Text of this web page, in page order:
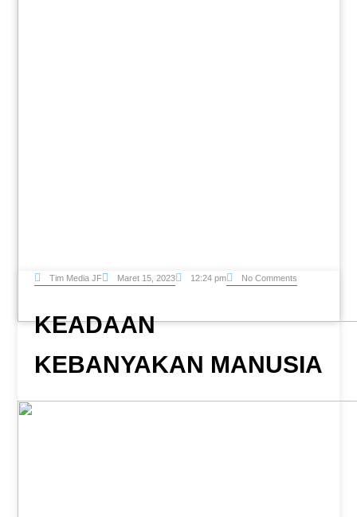
Tim Media JF Maret 15, 2023 12:24 pm No Comments
KEADAAN
KEBANYAKAN MANUSIA